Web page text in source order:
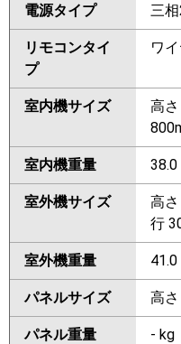
電源タイプ 三
リモコンタイ
プ
ワ
室内機サイズ
高
室内機重量 38.0
室外機サイズ
高
行
室外機重量 41.0
パネルサイズ 高
パネル重量 - kg